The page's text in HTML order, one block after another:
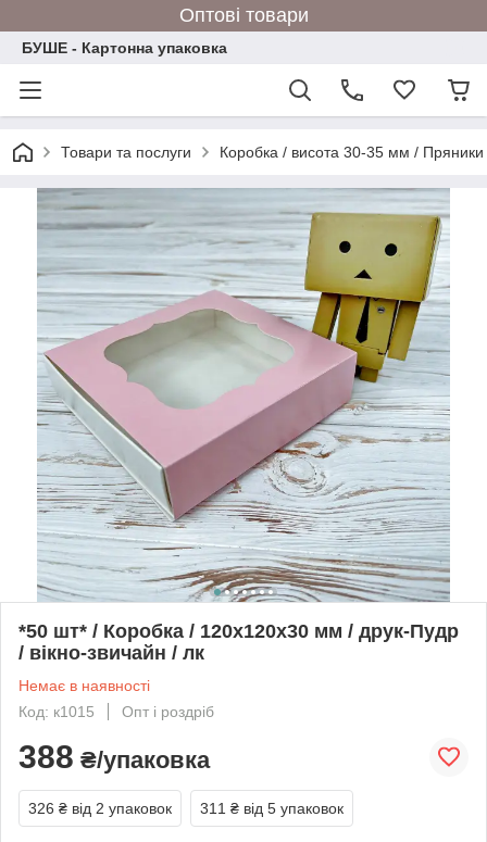
Оптові товари
БУШЕ - Картонна упаковка
Товари та послуги Коробка / висота 30-35 мм /
*50 шт* / Коробка / 120х120х30 мм / друк-Пудр
/ вікно-звичайн / лк
Немає в наявності
Код: к1015
Опт і роздріб
388 ₴/упаковка
326 ₴ від 2 упаковок 311 ₴ від 5 упаковок